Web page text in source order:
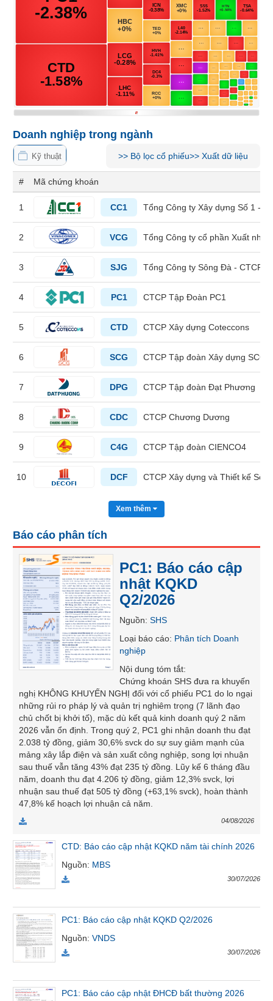
dịch
tích
thuật
Hồ
sơ
doanh
nghiệp
sự
kiện
Tài
liệu
Doanh nghiệp trong ngành
Kỹ thuật >> Bộ lọc cổ phiếu>> Xuất dữ liệu
# Mã chứng khoán
1 CC1 Tổng Công ty Xây dựng Số 1 -
2 VCG Tổng Công ty cổ phần Xuất
3 SJG Tổng Công ty Sông Đà - CTCP
4 PC1 CTCP Tập Đoàn PC1
5 CTD CTCP Xây dựng Coteccons
6 SCG CTCP Tập đoàn Xây dựng SCG
7 DPG CTCP Tập đoàn Đạt Phương
8 CDC CTCP Chương Dương
9 C4G CTCP Tập đoàn CIENCO4
10 DCF CTCP Xây dựng và Thiết kế Số 1
Xem thêm
Báo cáo phân tích
PC1: Báo cáo cập
nhật KQKD
Q2/2026
Nguồn:SHS
Loại báo cáo: Phân tích Doanh
nghiệp
Nội dung tóm tắt:
Chứng khoán SHS đưa ra khuyến
nghị KHÔNG KHUYẾN NGHỊ đối với cổ phiếu PC1 do lo ngại
những rủi ro pháp lý và quản trị nghiêm trọng (7 lãnh đạo
chủ chốt bị khởi tố), mặc dù kết quả kinh doanh quý 2 năm
2026 vẫn ổn định. Trong quý 2, PC1 ghi nhận doanh thu đạt
2.038 tỷ đồng, giảm 30,6% svck do sự suy giảm mạnh của
mảng xây lắp điện và sản xuất công nghiệp, song lợi nhuận
sau thuế vẫn tăng 43% đạt 235 tỷ đồng. Lũy kế 6 tháng đầu
năm, doanh thu đạt 4.206 tỷ đồng, giảm 12,3% svck, lợi
nhuận sau thuế đạt 505 tỷ đồng (+63,1% svck), hoàn thành
47,8% kế hoạch lợi nhuận cả năm.
04/08/2026
CTD: Báo cáo cập nhật KQKD năm tài chính 2026
Nguồn: MBS
30/07/2026
PC1: Báo cáo cập nhật KQKD Q2/2026
Nguồn:VNDS
30/07/2026
PC1: Báo cáo cập nhật ĐHCĐ bất thường 2026
LƯỢNG
NGUYÊN
VẬT
LIỆU
CÔNG
NGHIỆP
TIÊU
DÙNG
KHÔNG
YẾU
TIÊU
YẾU
CHĂM
SÓC
SỨC
KHỎE
TÀI
CHÍNH
CÔNG
NGHỆ
THÔNG
TIN
DỊCH
TRUYỀN
THÔNG
TIỆN
ÍCH
BẤT